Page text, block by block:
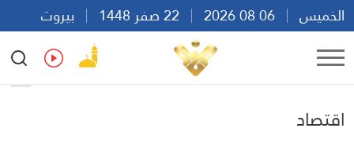
الخميس
بيروت
20:36
Ar
اقتصاد